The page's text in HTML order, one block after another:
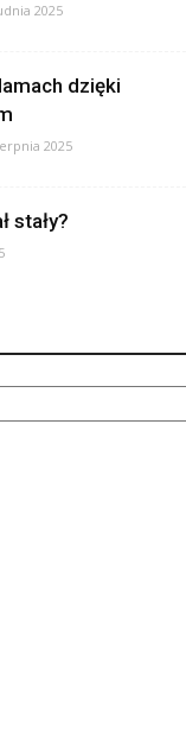
2025
dzięki
2025
stały?